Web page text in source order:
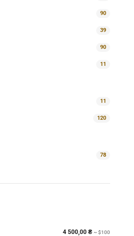
90
39
90
11
11
120
78
4 500,00 ₴ ~ $100